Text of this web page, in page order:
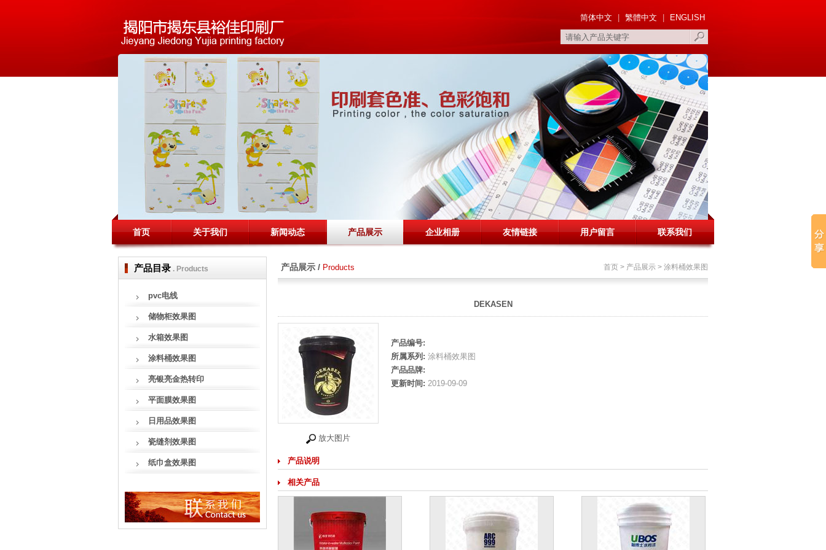
首页 关于我们 新闻动态 产品展示 企业相册 友情链接 用户留言 联系我们
简体中文 繁體中文 ENGLISH
产品目录 . Products
pvc电线
储物柜效果图
水箱效果图
涂料桶效果图
亮银亮金热转印
平面膜效果图
日用品效果图
瓷缝剂效果图
纸巾盒效果图
首页 > 产品展示 > 涂料桶效果图
产品展示 / Products
DEKASEN
放大图片
产品编号:
所属系列: 涂料桶效果图
产品品牌:
更新时间: 2019-09-09
产品说明
相关产品